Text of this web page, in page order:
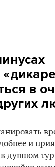
в
и
в душном